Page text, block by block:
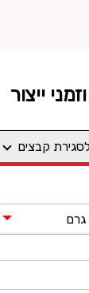
ייצור
קבצים